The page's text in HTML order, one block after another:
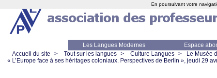
Les Langues Modernes
Espace
Accueil du site
> Tout sur les langues > Culture Langues >
Le Musée
« L’Europe face à ses héritages coloniaux. Perspectives de Berlin », jeudi 29
En poursuivant votre